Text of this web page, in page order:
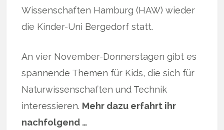
Wissenschaften Hamburg (HAW) wieder
die Kinder-Uni Bergedorf statt.
An vier November-Donnerstagen gibt es
spannende Themen für Kids, die sich für
Naturwissenschaften und Technik
interessieren. Mehr dazu erfahrt ihr
nachfolgend …